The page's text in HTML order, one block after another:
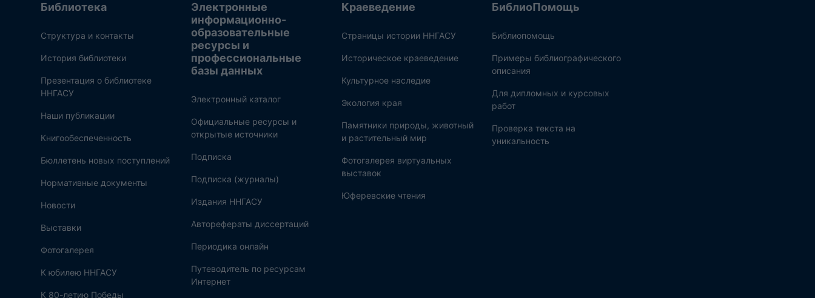
Библиотека
Структура и контакты
История библиотеки
Презентация о библиотеке
ННГАСУ
Наши публикации
Книгообеспеченность
Бюллетень новых поступлений
Нормативные документы
Новости
Выставки
Фотогалерея
К юбилею ННГАСУ
К 80-летию Победы
Электронные
информационно-
образовательные
ресурсы и
профессиональные
базы данных
Электронный каталог
Официальные ресурсы и
открытые источники
Подписка
Подписка (журналы)
Издания ННГАСУ
Авторефераты диссертаций
Периодика онлайн
Путеводитель по ресурсам
Интернет
Краеведение
Страницы истории ННГАСУ
Историческое краеведение
Культурное наследие
Экология края
Памятники природы, животный
и растительный мир
Фотогалерея виртуальных
выставок
Юферевские чтения
БиблиоПомощь
Библиопомощь
Примеры библиографического
описания
Для дипломных и курсовых
работ
Проверка текста на
уникальность